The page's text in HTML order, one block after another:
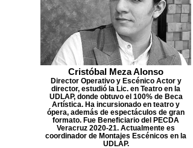
Cristóbal Meza Alonso
Director Operativo y Escénico Actor y
director, estudió la Lic. en Teatro en la
UDLAP, donde obtuvo el 100% de Beca
Artística. Ha incursionado en teatro y
ópera, además de espectáculos de gran
formato. Fue Beneficiario del PECDA
Veracruz 2020-21. Actualmente es
coordinador de Montajes Escénicos en la
UDLAP.